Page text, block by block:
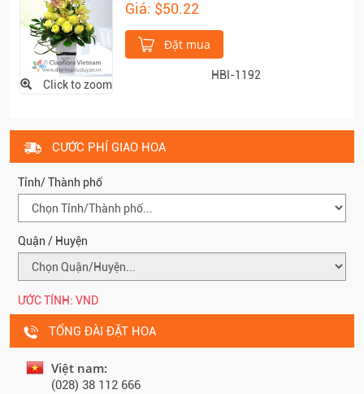
Click to zoom
Giá: $50.22
Đặt mua
HBI-1192
CƯỚC PHÍ GIAO HOA
Tỉnh/ Thành phố
Quận / Huyện
ƯỚC TÍNH: VND
TỔNG ĐÀI ĐẶT HOA
Việt nam:
(028) 38 112 666